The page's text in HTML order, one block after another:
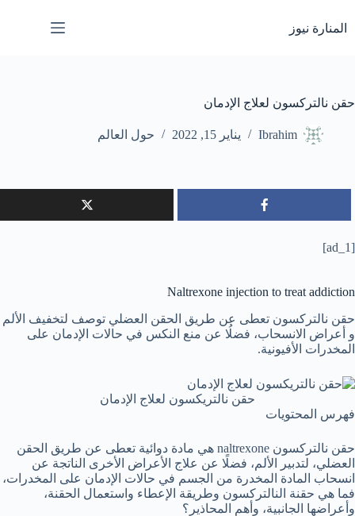
إلى
المحتوى
المنارة نيوز
حقن نالتركسون لعلاج الإدمان
Ibrahim يناير 15, 2022 حول العالم
[ad_1]
Naltrexone injection to treat addiction
حقن نالتركسون تعطى عن طريق الحقن العضلي توصف لتخفيف الألم
و أعراض الانسحاب، فضلُا عن منع النكس في حالات الإدمان على
المخدرات الأفيونية.
حقن نالتريكسون لعلاج الإدمان
فهرس المحتويات
حقن نالتركسون naltrexone هي مادة دوائية تعطى عن طريق الحقن
العضلي، لتدبير الألم، فضلًا عن علاج الأعراض الأخرى الناتجة عن
انسحاب المادة المخدرة من الجسم في حالات الإدمان على المخدرات،
فما هي حقنة النالتركسون وطريقة الإعطاء واستعمال الحقنة،
وأعراضها الجانبية، وأهم المحاذير؟